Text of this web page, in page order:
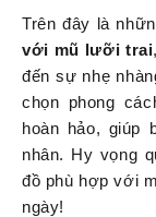
Trên đây là
với mũ lưỡi trai
đến sự nhẹ
chọn phong
hoàn hảo, giúp
nhân. Hy vọng
đồ phù hợp với
ngày!